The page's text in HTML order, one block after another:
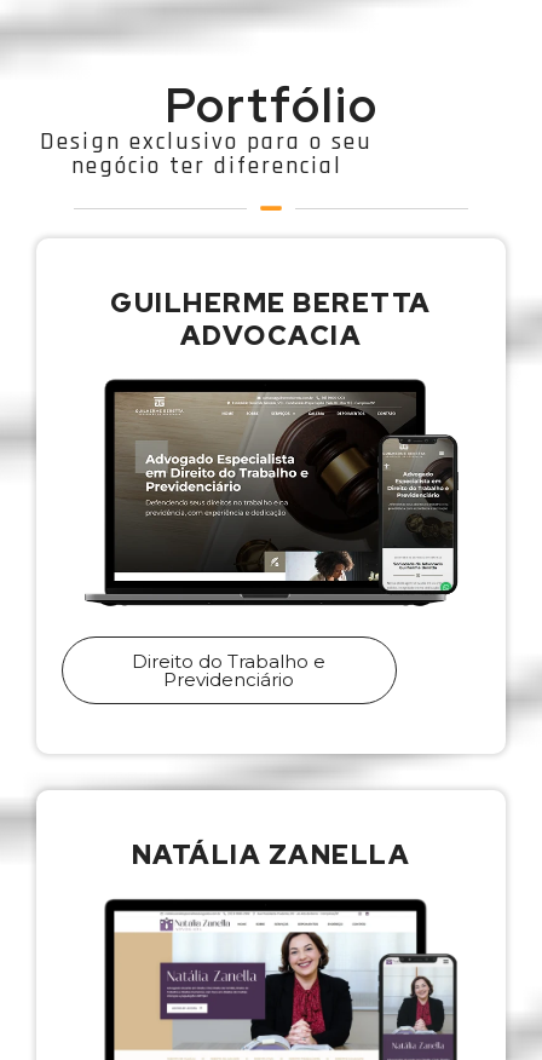
Portfólio
Design exclusivo para o seu
negócio ter diferencial
GUILHERME BERETTA
ADVOCACIA
Direito do Trabalho e
Previdenciário
NATÁLIA ZANELLA